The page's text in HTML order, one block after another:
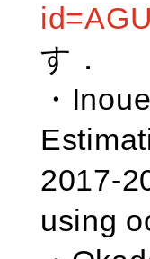
す．
・
2017-
using